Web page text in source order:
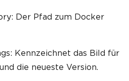
Der Pfad zum Docker
Kennzeichnet das Bild für
die neueste Version.